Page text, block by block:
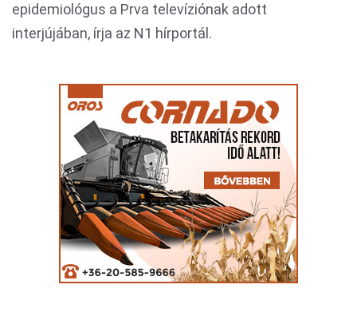
epidemiológus a Prva televíziónak adott
interjújában, írja az N1 hírportál.